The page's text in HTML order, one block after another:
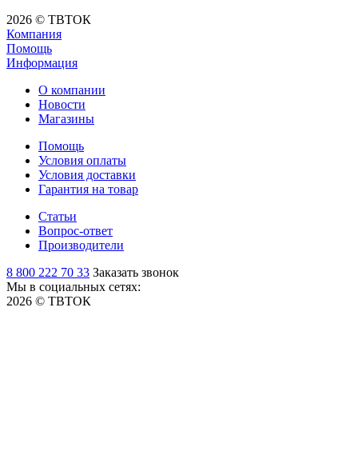
2026 © ТВТОК
Компания
Помощь
Информация
О компании
Новости
Магазины
Помощь
Условия оплаты
Условия доставки
Гарантия на товар
Статьи
Вопрос-ответ
Производители
8 800 222 70 33 Заказать звонок
Мы в социальных сетях:
2026 © ТВТОК